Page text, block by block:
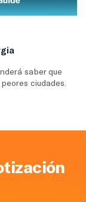
saber que
ciudades.